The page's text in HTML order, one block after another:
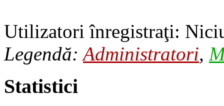
Utilizatori înregistraţi:
Legendă:Administratori,
Statistici